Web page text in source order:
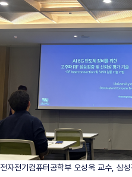
전자전기컴퓨터공학부 오성욱 교수, 삼